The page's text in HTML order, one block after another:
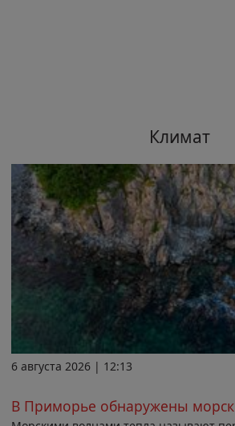
Климат
6 августа 2026 | 12:13
В Приморье обнаружены